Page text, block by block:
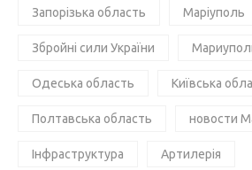
Запорізька область Маріуполь
Збройні сили України
Одеська область Київська
Полтавська область новости
Інфраструктура Артилерія